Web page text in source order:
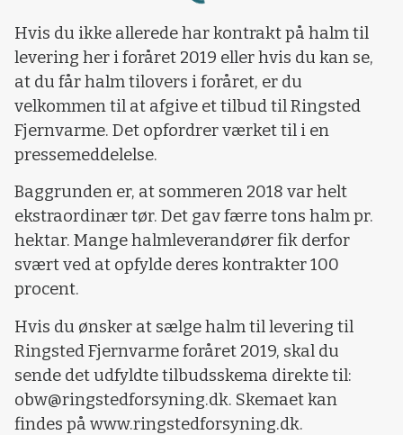
Hvis du ikke allerede har kontrakt på halm til
levering her i foråret 2019 eller hvis du kan se,
at du får halm tilovers i foråret, er du
velkommen til at afgive et tilbud til Ringsted
Fjernvarme. Det opfordrer værket til i en
pressemeddelelse.
Baggrunden er, at sommeren 2018 var helt
ekstraordinær tør. Det gav færre tons halm pr.
hektar. Mange halmleverandører fik derfor
svært ved at opfylde deres kontrakter 100
procent.
Hvis du ønsker at sælge halm til levering til
Ringsted Fjernvarme foråret 2019, skal du
sende det udfyldte tilbudsskema direkte til:
obw@ringstedforsyning.dk. Skemaet kan
findes på www.ringstedforsyning.dk.